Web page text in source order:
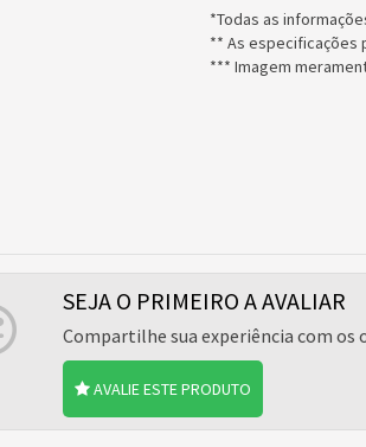
*Todas as
** As especificações
*** Imagem
SEJA O PRIMEIRO A AVALIAR
Compartilhe sua experiência com os
AVALIE ESTE PRODUTO